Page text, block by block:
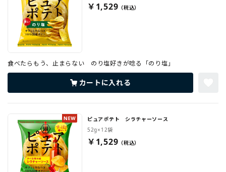
￥1,529
食べたらもう、止まらない のり塩好きが唸る「のり塩」
カートに入れる
ピュアポテト シラチャーソース
52g×12袋
￥1,529